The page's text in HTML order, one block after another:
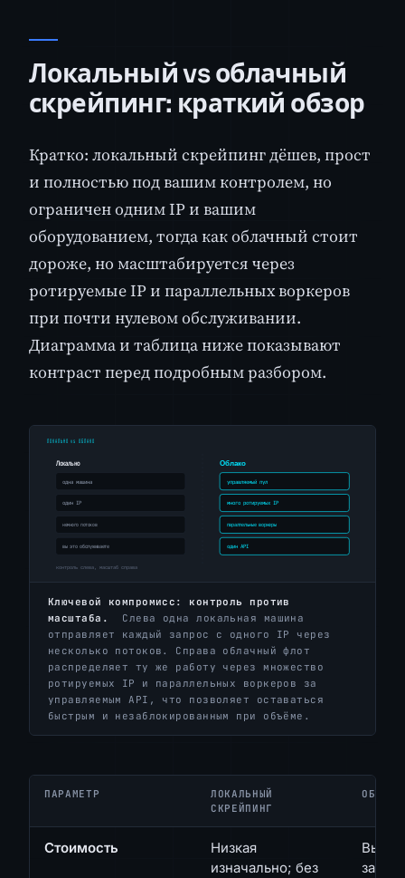
Локальный vs облачный
скрейпинг: краткий обзор
Кратко: локальный скрейпинг дёшев, прост
и полностью под вашим контролем, но
ограничен одним IP и вашим
оборудованием, тогда как облачный стоит
дороже, но масштабируется через
ротируемые IP и параллельных воркеров
при почти нулевом обслуживании.
Диаграмма и таблица ниже показывают
контраст перед подробным разбором.
Ключевой компромисс: контроль против
масштаба.
Слева одна локальная машина
отправляет каждый запрос с одного IP через
несколько потоков. Справа облачный флот
распределяет ту же работу через множество
ротируемых IP и параллельных воркеров за
управляемым API, что позволяет оставаться
быстрым и незаблокированным при объёме.
ПАРАМЕТР
ЛОКАЛЬНЫЙ
СКРЕЙПИНГ
Стоимость
Низкая
изначально; без
Выше;
за